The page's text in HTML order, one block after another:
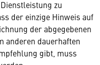
zu
der einzige Hinweis auf
der abgegebenen
anderen dauerhaften
gibt, muss